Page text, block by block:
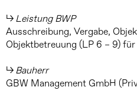
Leistung BWP
Ausschreibung, Vergabe,
Objektbetreuung (LP 6 – 9)
Bauherr
GBW Management GmbH